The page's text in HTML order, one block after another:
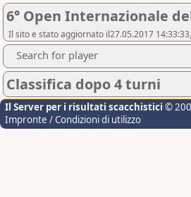
6° Open Internazionale
Il sito e stato aggiornato il27.05.2017
Search for player
Classifica dopo 4 turni
Il Server per i risultati scacchistici ©
Impronte / Condizioni di utilizzo